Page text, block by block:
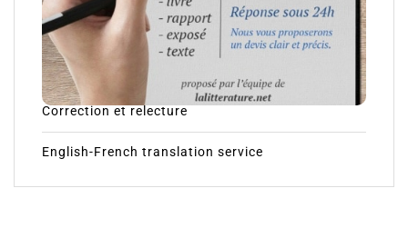
Correction et relecture
English-French translation service